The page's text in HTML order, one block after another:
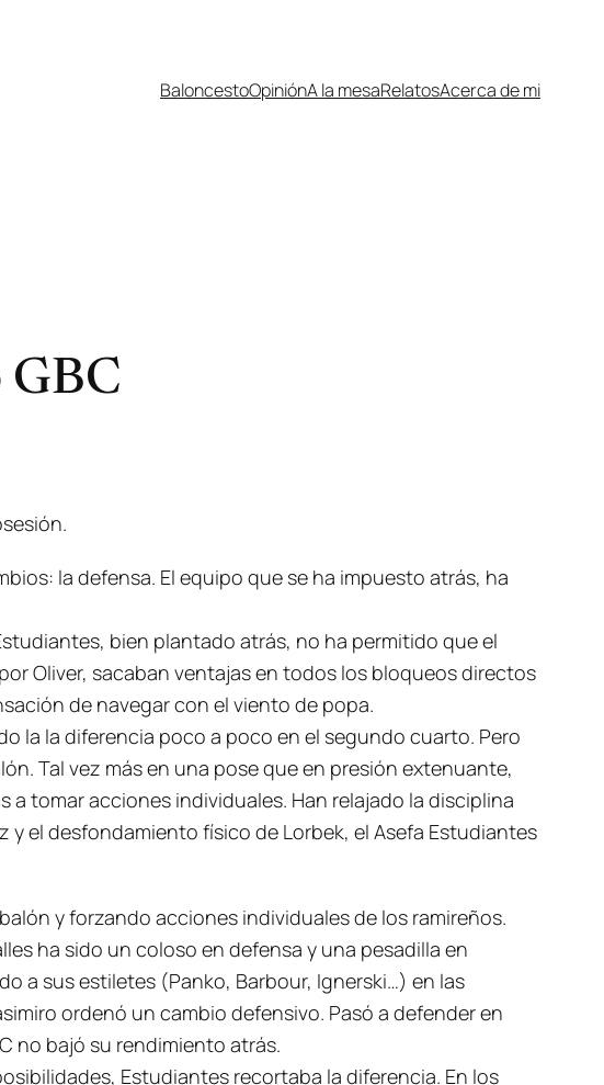
BaloncestoOpiniónA la mesaRelatosAcerca de mi
GBC
la defensa. El equipo que se ha impuesto atrás, ha
bien plantado atrás, no ha permitido que el
Oliver, sacaban ventajas en todos los bloqueos directos
de navegar con el viento de popa.
la la diferencia poco a poco en el segundo cuarto. Pero
Tal vez más en una pose que en presión extenuante,
tomar acciones individuales. Han relajado la disciplina
y el desfondamiento físico de Lorbek, el Asefa Estudiantes
y forzando acciones individuales de los ramireños.
ha sido un coloso en defensa y una pesadilla en
a sus estiletes (Panko, Barbour, Ignerski…) en las
ordenó un cambio defensivo. Pasó a defender en
no bajó su rendimiento atrás.
Estudiantes recortaba la diferencia. En los